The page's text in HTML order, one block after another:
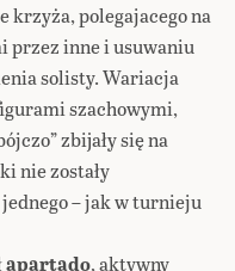
krzyża, polegajacego na
przez inne i usuwaniu
solisty. Wariacja
szachowymi,
zbijały się na
nie zostały
– jak w turnieju
apartado, aktywny